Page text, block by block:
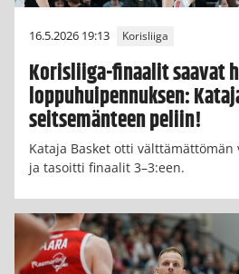
16.5.2026 19:13 Korisliiga
Korisliiga-finaalit saavat
loppuhuipennuksen:
seitsemänteen peliin!
Kataja Basket otti
ja tasoitti finaalit 3–3:een.